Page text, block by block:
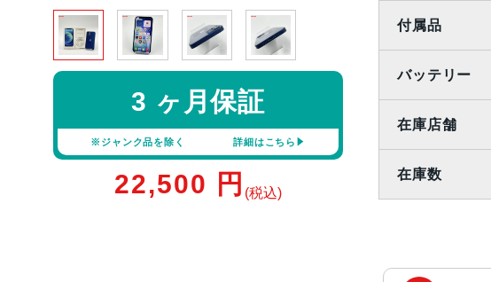
3 ヶ月保証
※ジャンク品を除く 詳細はこちら
22,500 円 (税込)
付属品
バッテリー
在庫店舗
在庫数